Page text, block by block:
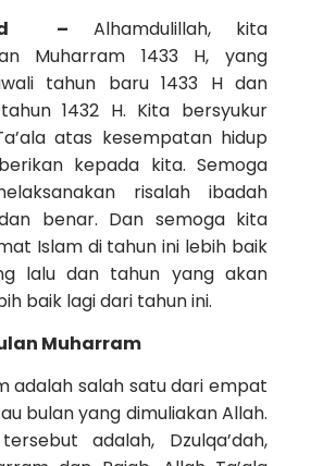
– Alhamdulillah, kita
Muharram 1433 H, yang
tahun baru 1433 H dan
1432 H. Kita bersyukur
atas kesempatan hidup
kepada kita. Semoga
risalah ibadah
benar. Dan semoga kita
Islam di tahun ini lebih baik
lalu dan tahun yang akan
baik lagi dari tahun ini.
Muharram
adalah salah satu dari empat
bulan yang dimuliakan Allah.
adalah, Dzulqa’dah,